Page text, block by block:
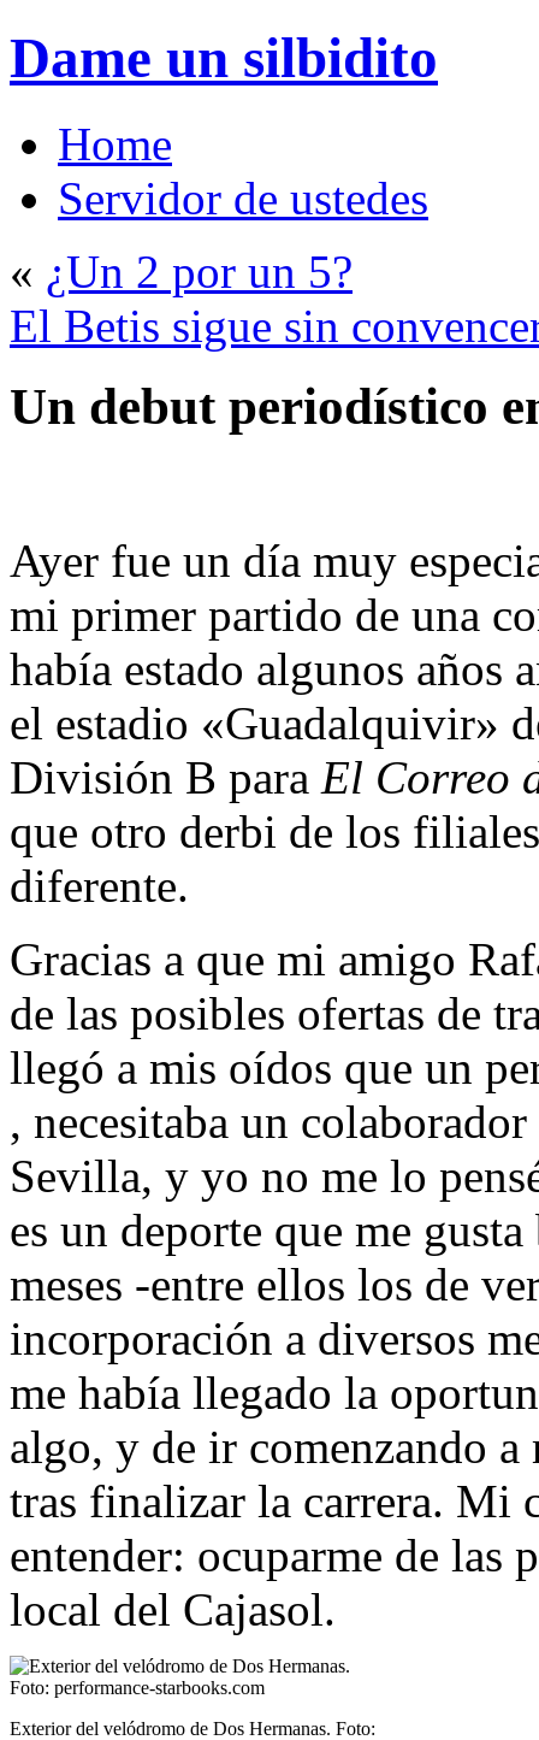
Dame un silbidito
Home
Servidor de ustedes
« ¿Un 2 por un 5?
El Betis sigue sin
Un debut periodístico
Ayer fue un día muy
mi primer partido de una
había estado algunos años
el estadio «Guadalquivir»
División B para El Correo
que otro derbi de los
diferente.
Gracias a que mi amigo
de las posibles ofertas de
llegó a mis oídos que un
, necesitaba un
Sevilla, y yo no me lo
es un deporte que me
meses -entre ellos los de
incorporación a diversos
me había llegado la
algo, y de ir comenzando
tras finalizar la carrera. Mi
entender: ocuparme de las
local del Cajasol.
Exterior del velódromo de Dos Hermanas. Foto: